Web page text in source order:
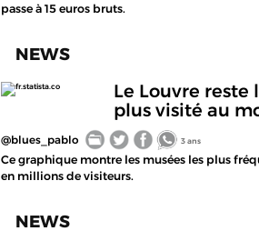
passe à 15 euros bruts.
NEWS
fr.statista.co
Le Louvre reste
plus visité au
@blues_pablo 3 ans
Ce graphique montre les musées les plus
en millions de visiteurs.
NEWS